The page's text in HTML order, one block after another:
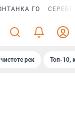
ГО
рек Топ-10,